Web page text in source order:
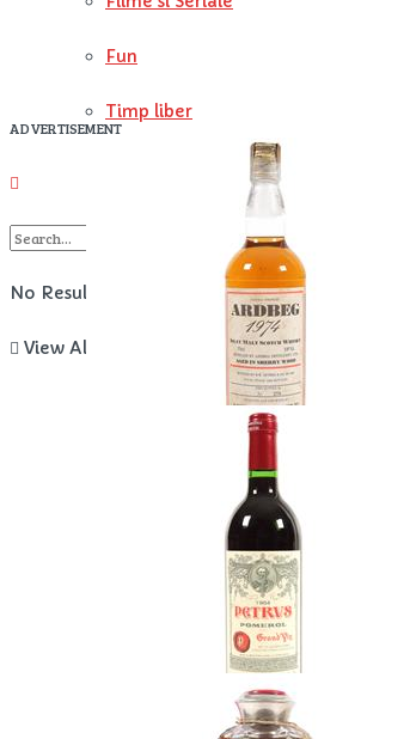
Fun
Timp liber
No Result
View All Result
ADVERTISEMENT